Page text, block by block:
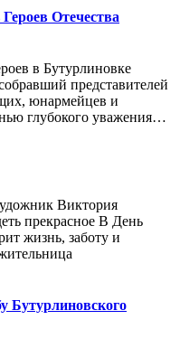
Отечества
в Бутурлиновке
представителей
юнармейцев и
глубокого уважения…
Виктория
прекрасное В День
жизнь, заботу и
Бутурлиновского